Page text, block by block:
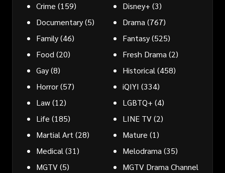
Crime (159) Disney+ (3)
Documentary(5) Drama(767)
Family(46) Fantasy(525)
Food(20) Fresh Drama(2)
Gay(8) Historical(458)
Horror(57) iQIYI (334)
Law(12) LGBTQ+ (4)
Life (185) LINE TV(2)
Martial Art(28) Mature (1)
Medical(31) Melodrama(35)
MGTV(5)
MGTV Drama Channel